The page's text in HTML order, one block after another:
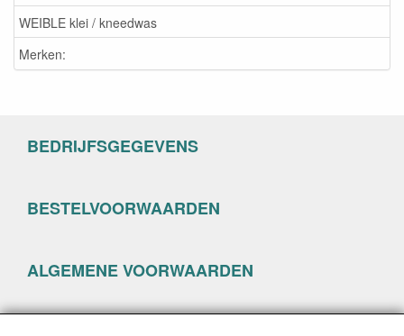
WEIBLE klei / kneedwas
Merken:
BEDRIJFSGEGEVENS
BESTELVOORWAARDEN
ALGEMENE VOORWAARDEN